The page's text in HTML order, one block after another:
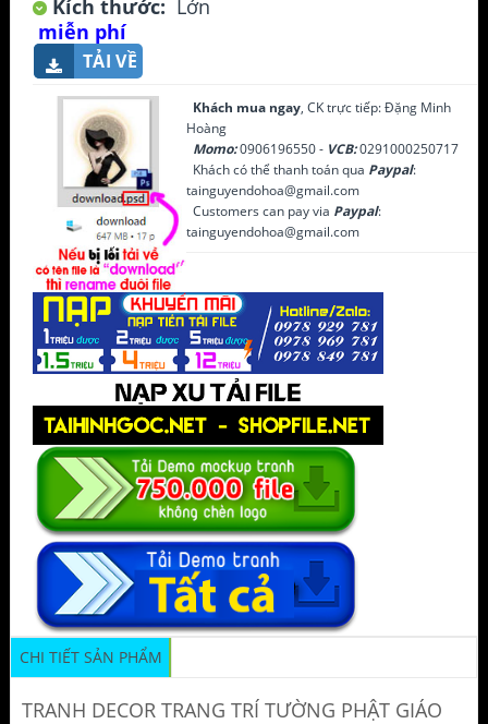
Kích thước: Lớn
miễn phí
TẢI VỀ
Khách mua ngay, CK trực tiếp: Đặng Minh
Hoàng
Momo:0906196550 - VCB:0291000250717
Khách có thể thanh toán qua Paypal:
tainguyendohoa@gmail.com
Customers can pay via Paypal:
tainguyendohoa@gmail.com
CHI TIẾT SẢN PHẨM
TRANH DECOR TRANG TRÍ TƯỜNG PHẬT GIÁO